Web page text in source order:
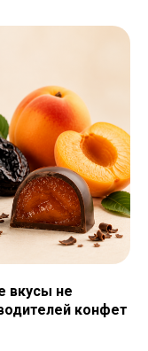
вкусы не
конфет